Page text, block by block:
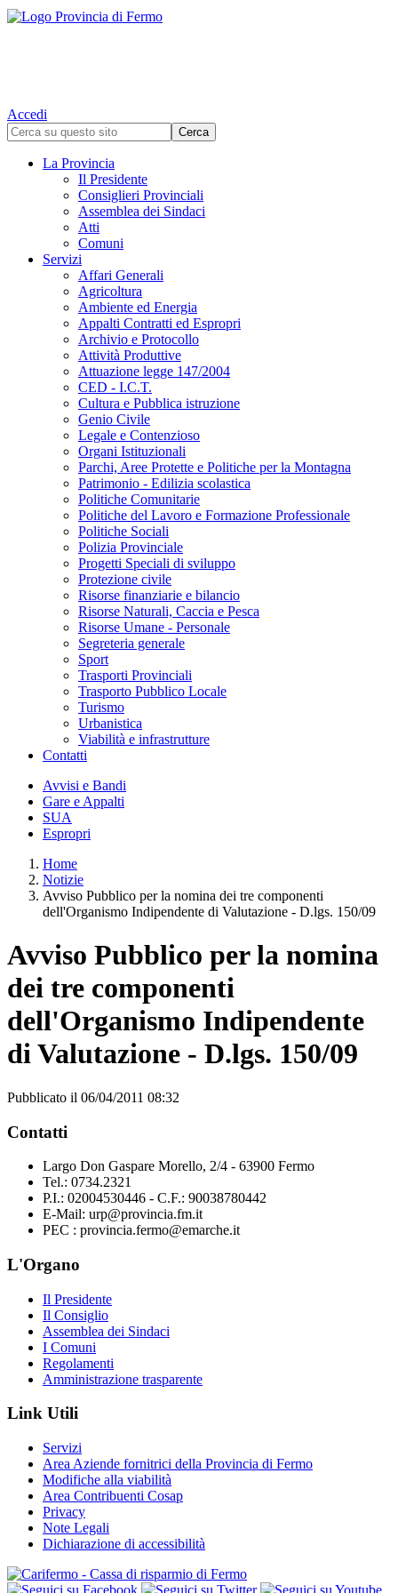
Accedi
La Provincia
Il Presidente
Consiglieri Provinciali
Assemblea dei Sindaci
Atti
Comuni
Servizi
Affari Generali
Agricoltura
Ambiente ed Energia
Appalti Contratti ed Espropri
Archivio e Protocollo
Attività Produttive
Attuazione legge 147/2004
CED - I.C.T.
Cultura e Pubblica istruzione
Genio Civile
Legale e Contenzioso
Organi Istituzionali
Parchi, Aree Protette e Politiche per la Montagna
Patrimonio - Edilizia scolastica
Politiche Comunitarie
Politiche del Lavoro e Formazione Professionale
Politiche Sociali
Polizia Provinciale
Progetti Speciali di sviluppo
Protezione civile
Risorse finanziarie e bilancio
Risorse Naturali, Caccia e Pesca
Risorse Umane - Personale
Segreteria generale
Sport
Trasporti Provinciali
Trasporto Pubblico Locale
Turismo
Urbanistica
Viabilità e infrastrutture
Contatti
Avvisi e Bandi
Gare e Appalti
SUA
Espropri
Home
Notizie
Avviso Pubblico per la nomina dei tre componenti
dell'Organismo Indipendente di Valutazione - D.lgs. 150/09
Avviso Pubblico per la nomina
dei tre componenti
dell'Organismo Indipendente
di Valutazione - D.lgs. 150/09
Pubblicato il 06/04/2011 08:32
Contatti
Largo Don Gaspare Morello, 2/4 - 63900 Fermo
Tel.: 0734.2321
P.I.: 02004530446 - C.F.: 90038780442
E-Mail: urp@provincia.fm.it
PEC : provincia.fermo@emarche.it
L'Organo
Il Presidente
Il Consiglio
Assemblea dei Sindaci
I Comuni
Regolamenti
Amministrazione trasparente
Link Utili
Servizi
Area Aziende fornitrici della Provincia di Fermo
Modifiche alla viabilità
Area Contribuenti Cosap
Privacy
Note Legali
Dichiarazione di accessibilità